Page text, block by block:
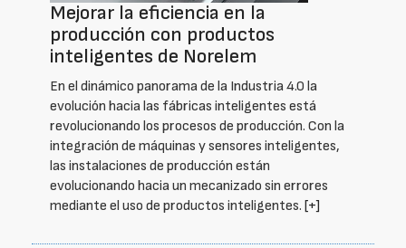
Mejorar la eficiencia en la
producción con productos
inteligentes de Norelem
En el dinámico panorama de la Industria 4.0 la
evolución hacia las fábricas inteligentes está
revolucionando los procesos de producción. Con la
integración de máquinas y sensores inteligentes,
las instalaciones de producción están
evolucionando hacia un mecanizado sin errores
mediante el uso de productos inteligentes. [+]